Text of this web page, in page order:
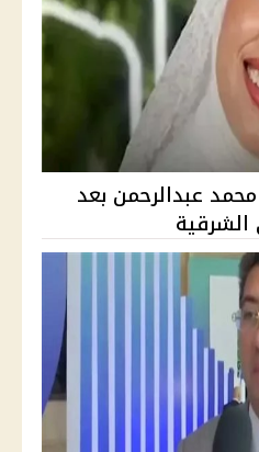
عبدالرحمن بعد